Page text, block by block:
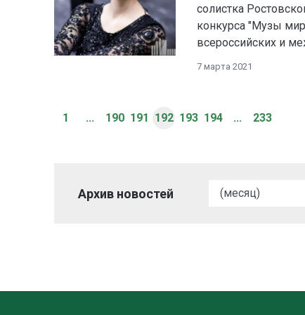
солистка
конкурса "Музы
всероссийских и
7 марта 2021
1 ... 190 191 192 193 194 ... 233
Архив новостей